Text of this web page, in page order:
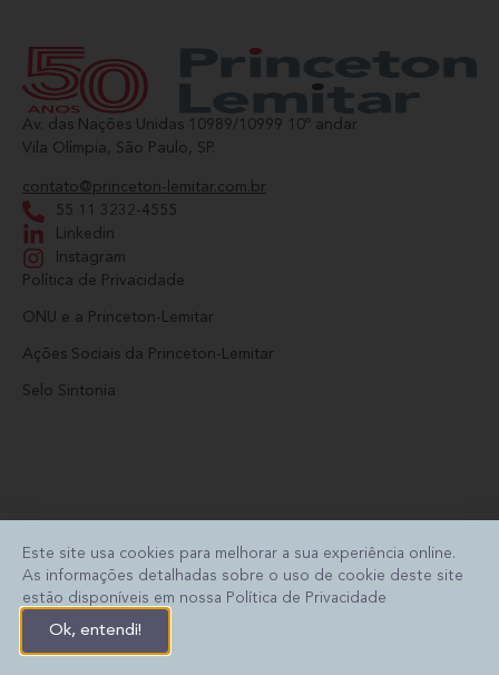
Av. das Nações Unidas 10989/10999 10º andar
Vila Olímpia, São Paulo, SP.
contato@princeton-lemitar.com.br
55 11 3232-4555
Linkedin
Instagram
Política de Privacidade
ONU e a Princeton-Lemitar
Ações Sociais da Princeton-Lemitar
Selo Sintonia
Este site usa cookies para melhorar a sua experiência online.
As informações detalhadas sobre o uso de cookie deste site
estão disponíveis em nossa Política de Privacidade
Ok, entendi!